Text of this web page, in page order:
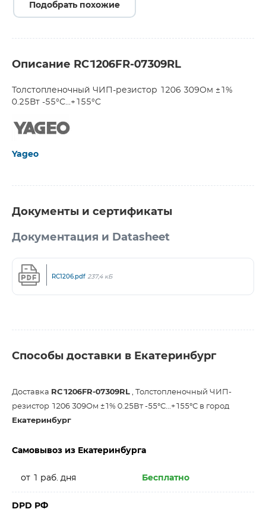
Подобрать похожие
Описание RC1206FR-07309RL
Толстопленочный ЧИП-резистор 1206 309Ом ±1%
0.25Вт -55°С...+155°С
Yageo
Документы и сертификаты
Документация и Datasheet
RC1206.pdf 237,4 кБ
Способы доставки в Екатеринбург
Доставка RC1206FR-07309RL , Толстопленочный ЧИП-
резистор 1206 309Ом ±1% 0.25Вт -55°С...+155°С в город
Екатеринбург
Самовывоз из Екатеринбурга
от 1 раб. дня Бесплатно
DPD РФ